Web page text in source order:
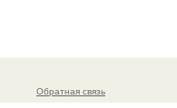
Обратная связь